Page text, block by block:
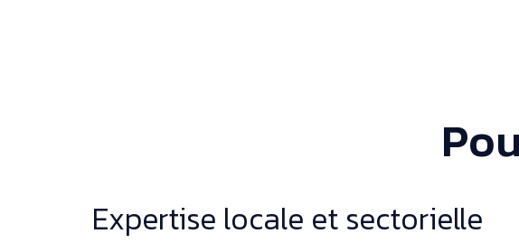
Expertise locale et sectorielle